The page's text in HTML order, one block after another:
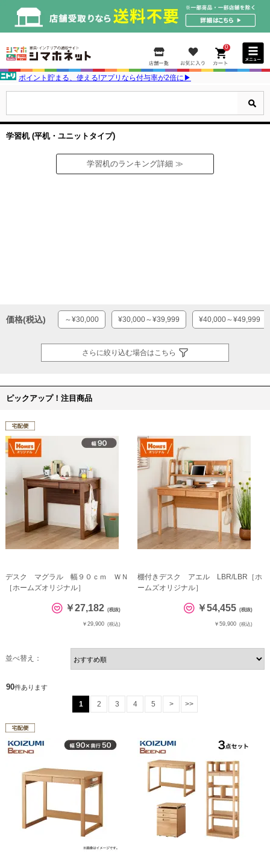
0
ポイント貯まる、使える!アプリなら付与率が2倍に▶
学習机 (平机・ユニットタイプ)
学習机のランキング詳細 ≫
価格(税込) ～¥30,000 ¥30,000～¥39,999 ¥40,000～¥49,999
さらに絞り込む場合はこちら
ピックアップ！注目商品
デスク マグラル 幅９０ｃｍ ＷＮ
［ホームズオリジナル］
￥27,182 (税抜)
￥29,900 (税込)
棚付きデスク アエル LBR/LBR［ホ
ームズオリジナル］
￥54,455 (税抜)
￥59,900 (税込)
並べ替え：
90件あります
1 2 3 4 5 > >>